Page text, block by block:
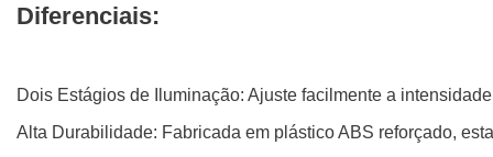
Diferenciais:
Dois Estágios de Iluminação: Ajuste facilmente a
Alta Durabilidade: Fabricada em plástico ABS reforçado,